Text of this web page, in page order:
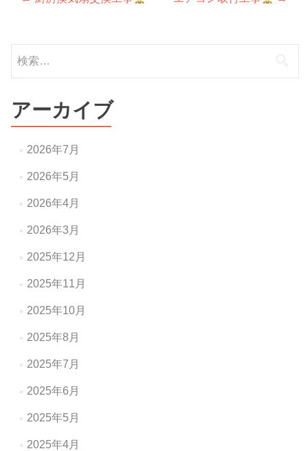
ナ
ビ
ゲ
ー
シ
ョ
ン
索:
アーカイブ
2026年7月
2026年5月
2026年4月
2026年3月
2025年12月
2025年11月
2025年10月
2025年8月
2025年7月
2025年6月
2025年5月
2025年4月